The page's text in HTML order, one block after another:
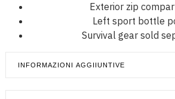
Exterior zip
Left sport bottle
Survival gear sold
INFORMAZIONI AGGIIUNTIVE